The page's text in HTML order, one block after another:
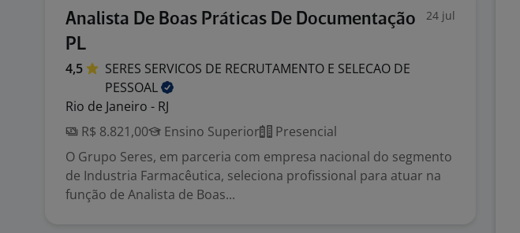
Analista De Boas Práticas De Documentação
PL
24 jul
4,5
SERES SERVICOS DE RECRUTAMENTO E SELECAO DE
PESSOAL
Rio de Janeiro - RJ
R$ 8.821,00
Ensino Superior
Presencial
O Grupo Seres, em parceria com empresa nacional do segmento
de Industria Farmacêutica, seleciona profissional para atuar na
função de Analista de Boas...